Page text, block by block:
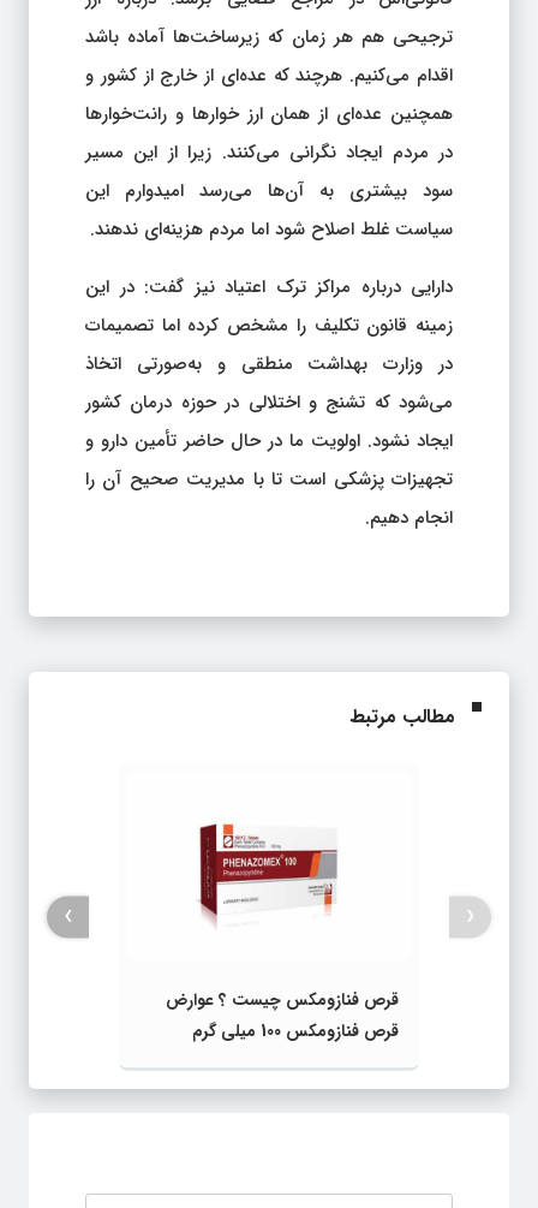
ترجیحی هم هر زمان که زیرساخت‌ها آماده باشد
اقدام می‌کنیم. هرچند که عده‌ای از خارج از کشور و
همچنین عده‌ای از همان ارز خوارها و رانت‌خوارها
در مردم ایجاد نگرانی می‌کنند. زیرا از این مسیر
سود بیشتری به آن‌ها می‌رسد امیدوارم این
سیاست غلط اصلاح شود اما مردم هزینه‌ای ندهند.
دارایی درباره مراکز ترک اعتیاد نیز گفت: در این
زمینه قانون تکلیف را مشخص کرده اما تصمیمات
در وزارت بهداشت منطقی و به‌صورتی اتخاذ
می‌شود که تشنج و اختلالی در حوزه درمان کشور
ایجاد نشود. اولویت ما در حال حاضر تأمین دارو و
تجهیزات پزشکی است تا با مدیریت صحیح آن را
انجام دهیم.
مطالب مرتبط
قرص فنازومکس چیست ؟ عوارض
قرص فنازومکس 100 میلی گرم
‹
›